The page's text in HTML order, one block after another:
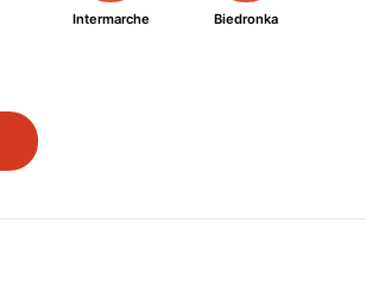
Intermarche Biedronka